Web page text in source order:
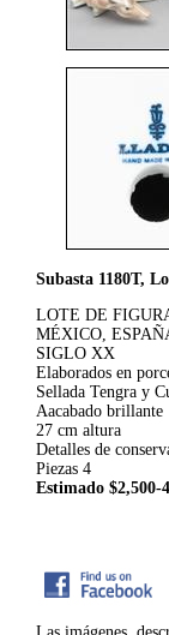
Subasta 1180T,
LOTE DE
MÉXICO,
SIGLO XX
Elaborados en
Sellada Tengra y
Aacabado brillante
27 cm altura
Detalles de
Piezas 4
Estimado $2,500-